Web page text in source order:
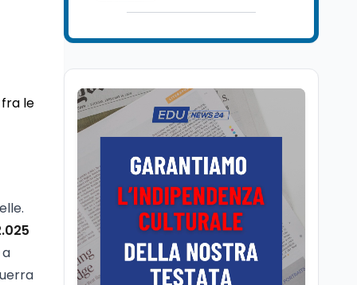
le
studente 14enne uccide
Editoriali 7 ago
Camere in ferie,
riapertura il 9
elettorale e Rai. La
premier Meloni attesa a
Bari il 4 settembre per
celebrare il governo più
longevo dell’Italia
Cultura7 ago
Ravenna, il settembre
dantesco nel 705°
anniversario della morte
del Sommo Poeta
Cultura7 ago